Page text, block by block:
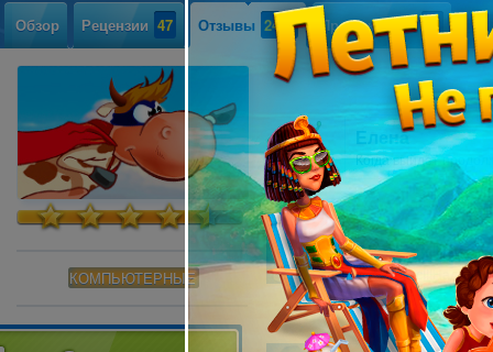
Обзор Рецензии 47 Отзывы 2418 Прохождение 69
КОМПЬЮТЕРНЫЕ
Елена
Когда выйдет
Sherlock
Игра